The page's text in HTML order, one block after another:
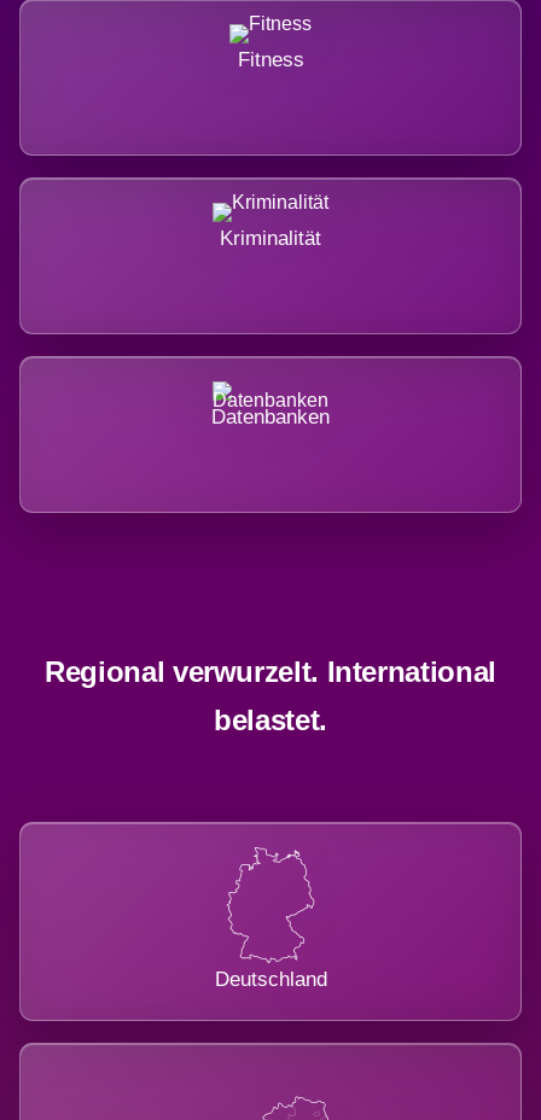
Fitness
Kriminalität
Datenbanken
Regional verwurzelt. International
belastet.
Deutschland